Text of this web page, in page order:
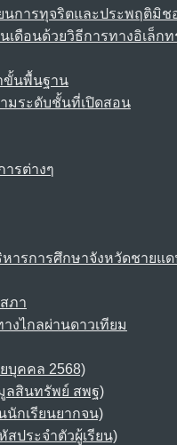
ยนการทุจริตและประพฤติมิช
เดือนด้วยวิธีการทางอิเล็ก
ขั้นพื้นฐาน
มระดับชั้นที่เปิดสอน
ารต่างๆ
ารการศึกษาจังหวัดชายแ
ภา
งไกลผ่านดาวเทียม
บุคคล 2568)
ลสินทรัพย์ สพฐ)
นักเรียนยากจน)
สประจำตัวผู้เรียน)